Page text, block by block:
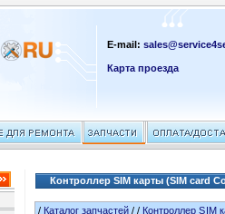
E-mail:
Карта проезда
Контроллер SIM карты (SIM card
/ Каталог запчастей // Контроллер SIM